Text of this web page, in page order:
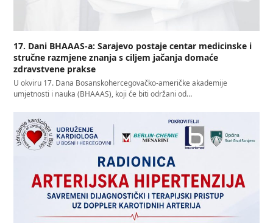
17. Dani BHAAAS-a: Sarajevo postaje centar medicinske i
stručne razmjene znanja s ciljem jačanja domaće
zdravstvene prakse
U okviru 17. Dana Bosanskohercegovačko-američke akademije
umjetnosti i nauka (BHAAAS), koji će biti održani od…